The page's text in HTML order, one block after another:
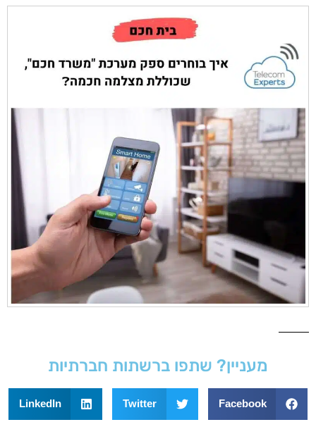
מעניין? שתפו ברשתות חברתיות
Facebook
Twitter
LinkedIn